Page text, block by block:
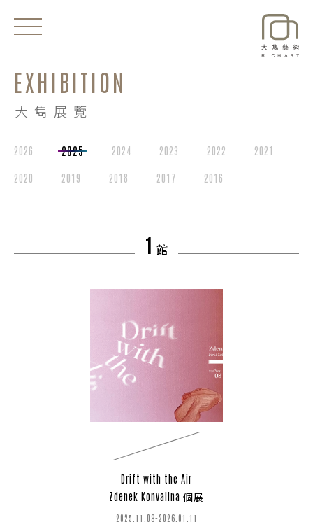
EXHIBITIONS
NEWS
ARTISTS
ART SHOP
CONTACT
EXHIBITION
大雋展覽
2026 2025 2024 2023 2022 2021
2020 2019 2018 2017 2016
1 館
Drift with the Air
Zdenek Konvalina 個展
2025.11.08-2026.01.11